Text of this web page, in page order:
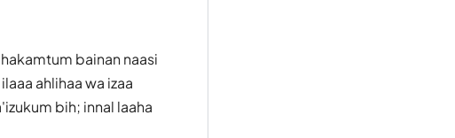
bainan naasi
ahlihaa wa izaa
bih; innal laaha